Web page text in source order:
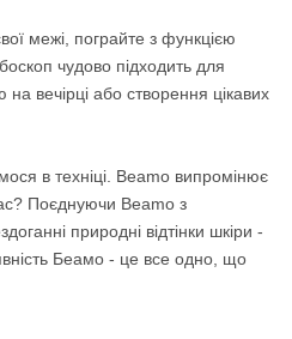
межі, пограйте з функцією
чудово підходить для
вечірці або створення цікавих
в техніці. Beamo випромінює
Поєднуючи Beamo з
природні відтінки шкіри -
Беамо - це все одно, що